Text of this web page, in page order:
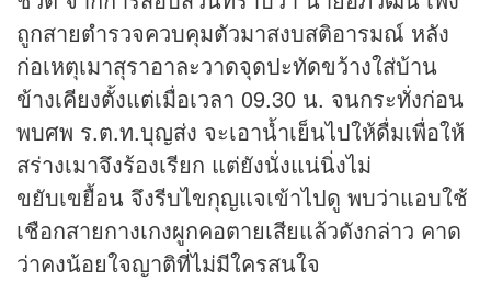
ถูกสายตำรวจควบคุมตัวมาสงบสติอารมณ์ หลัง
ก่อเหตุเมาสุราอาละวาดจุดปะทัดขว้างใส่บ้าน
ข้างเคียงตั้งแต่เมื่อเวลา 09.30 น. จนกระทั่งก่อน
พบศพ ร.ต.ท.บุญส่ง จะเอาน้ำเย็นไปให้ดื่มเพื่อให้
สร่างเมาจึงร้องเรียก แต่ยังนั่งแน่นิ่งไม่
ขยับเขยื้อน จึงรีบไขกุญแจเข้าไปดู พบว่าแอบใช้
เชือกสายกางเกงผูกคอตายเสียแล้วดังกล่าว คาด
ว่าคงน้อยใจญาติที่ไม่มีใครสนใจ